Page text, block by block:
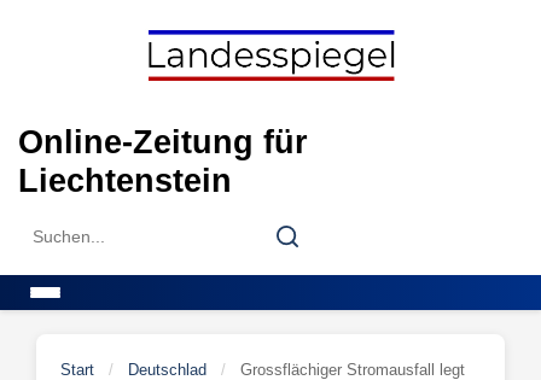
Online-Zeitung für
Liechtenstein
Search
Search
Start / Deutschlad /
Grossflächiger Stromausfall legt